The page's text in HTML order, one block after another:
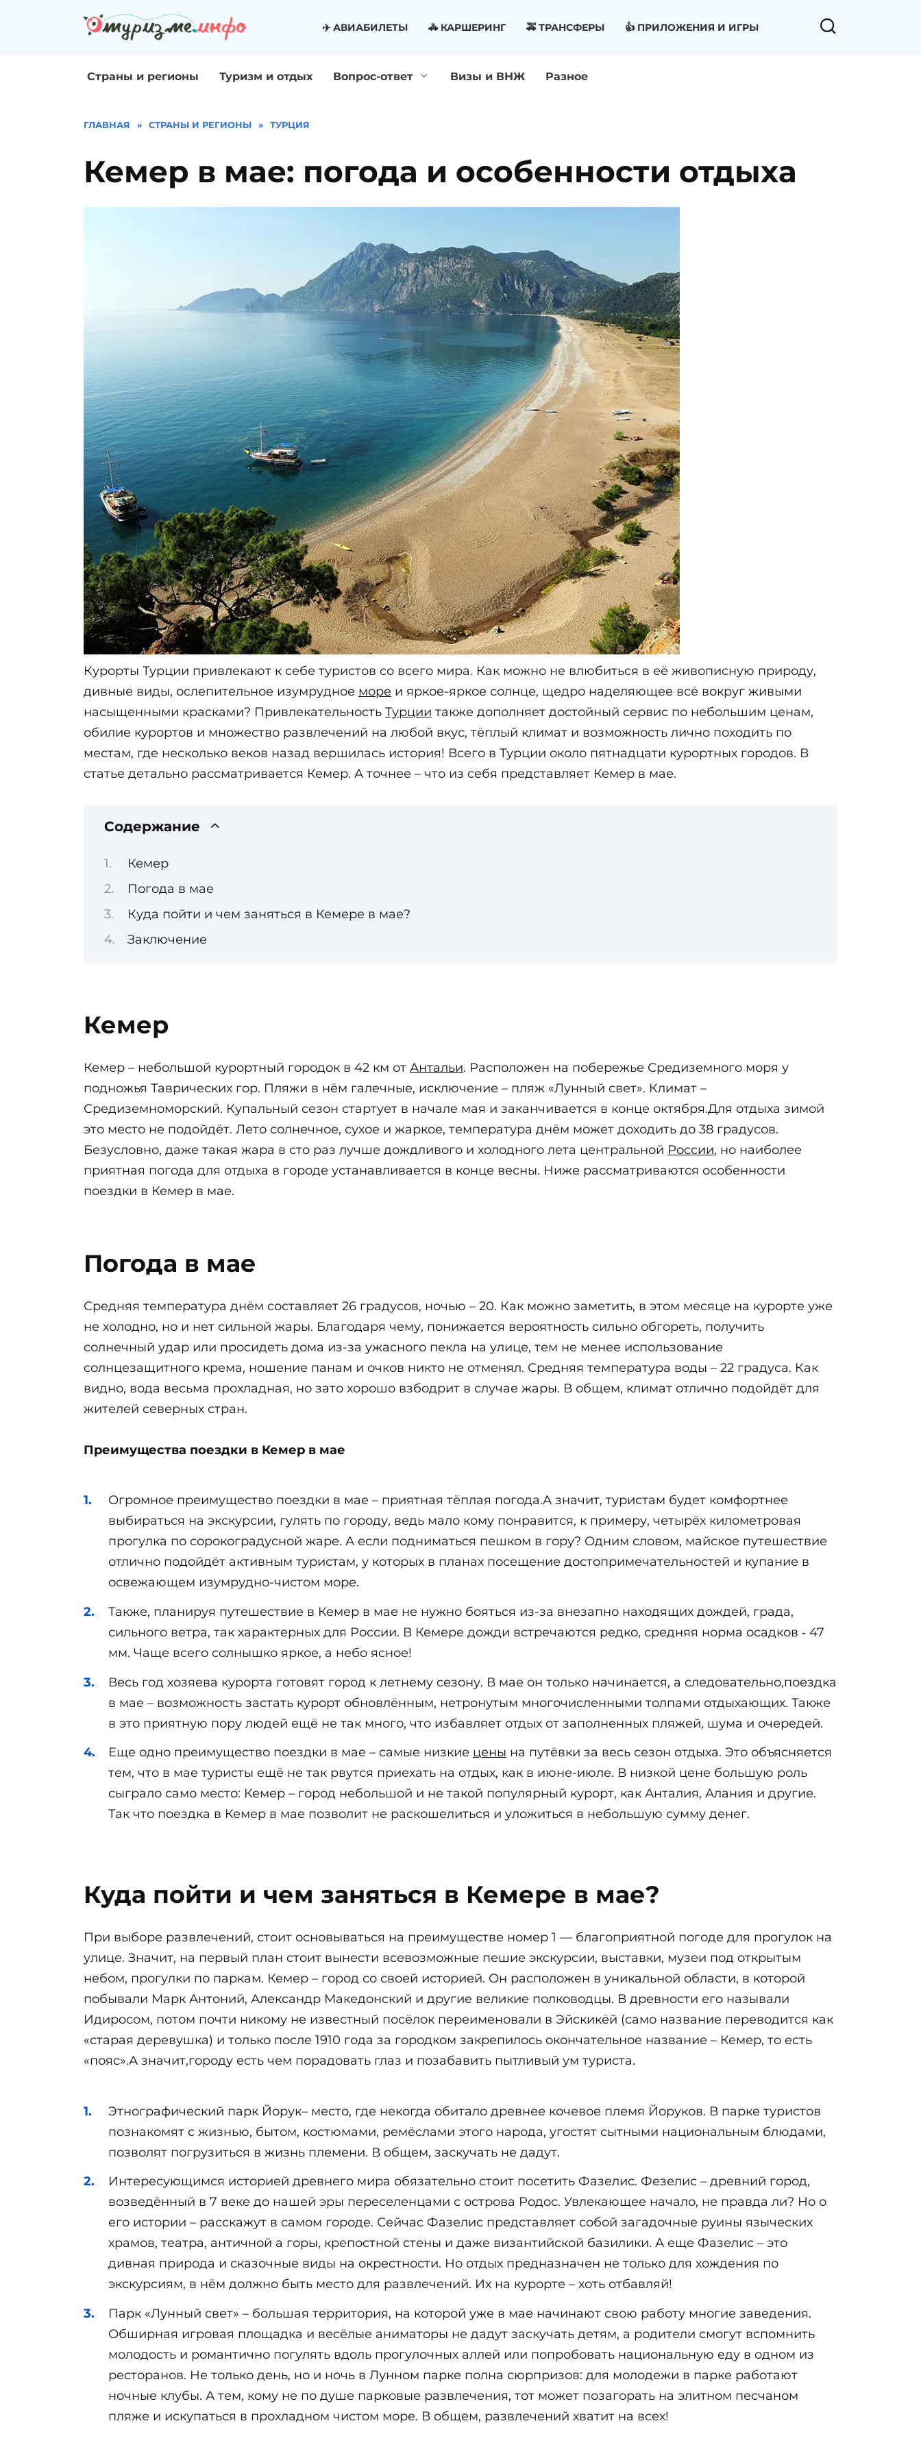
✈️ АВИАБИЛЕТЫ 🚓 КАРШЕРИНГ 🚕 ТРАНСФЕРЫ 👍 ПРИЛОЖЕНИЯ И ИГРЫ
Страны и регионы Туризм и отдых Вопрос-ответ Визы и ВНЖ Разное
ГЛАВНАЯ » СТРАНЫ И РЕГИОНЫ » ТУРЦИЯ
Кемер в мае: погода и особенности отдыха
Курорты Турции привлекают к себе туристов со всего мира. Как можно не влюбиться в её живописную природу,
дивные виды, ослепительное изумрудное море и яркое-яркое солнце, щедро наделяющее всё вокруг живыми
насыщенными красками? Привлекательность Турции также дополняет достойный сервис по небольшим ценам,
обилие курортов и множество развлечений на любой вкус, тёплый климат и возможность лично походить по
местам, где несколько веков назад вершилась история! Всего в Турции около пятнадцати курортных городов. В
статье детально рассматривается Кемер. А точнее – что из себя представляет Кемер в мае.
Содержание
Кемер
Погода в мае
Куда пойти и чем заняться в Кемере в мае?
Заключение
Кемер
Кемер – небольшой курортный городок в 42 км от Антальи. Расположен на побережье Средиземного моря у
подножья Таврических гор. Пляжи в нём галечные, исключение – пляж «Лунный свет». Климат –
Средиземноморский. Купальный сезон стартует в начале мая и заканчивается в конце октября.Для отдыха зимой
это место не подойдёт. Лето солнечное, сухое и жаркое, температура днём может доходить до 38 градусов.
Безусловно, даже такая жара в сто раз лучше дождливого и холодного лета центральной России, но наиболее
приятная погода для отдыха в городе устанавливается в конце весны. Ниже рассматриваются особенности
поездки в Кемер в мае.
Погода в мае
Средняя температура днём составляет 26 градусов, ночью – 20. Как можно заметить, в этом месяце на курорте уже
не холодно, но и нет сильной жары. Благодаря чему, понижается вероятность сильно обгореть, получить
солнечный удар или просидеть дома из-за ужасного пекла на улице, тем не менее использование
солнцезащитного крема, ношение панам и очков никто не отменял. Средняя температура воды – 22 градуса. Как
видно, вода весьма прохладная, но зато хорошо взбодрит в случае жары. В общем, климат отлично подойдёт для
жителей северных стран.
Преимущества поездки в Кемер в мае
Огромное преимущество поездки в мае – приятная тёплая погода.А значит, туристам будет комфортнее
выбираться на экскурсии, гулять по городу, ведь мало кому понравится, к примеру, четырёх километровая
прогулка по сорокоградусной жаре. А если подниматься пешком в гору? Одним словом, майское путешествие
отлично подойдёт активным туристам, у которых в планах посещение достопримечательностей и купание в
освежающем изумрудно-чистом море.
Также, планируя путешествие в Кемер в мае не нужно бояться из-за внезапно находящих дождей, града,
сильного ветра, так характерных для России. В Кемере дожди встречаются редко, средняя норма осадков ‐ 47
мм. Чаще всего солнышко яркое, а небо ясное!
Весь год хозяева курорта готовят город к летнему сезону. В мае он только начинается, а следовательно,поездка
в мае – возможность застать курорт обновлённым, нетронутым многочисленными толпами отдыхающих. Также
в это приятную пору людей ещё не так много, что избавляет отдых от заполненных пляжей, шума и очередей.
Еще одно преимущество поездки в мае – самые низкие цены на путёвки за весь сезон отдыха. Это объясняется
тем, что в мае туристы ещё не так рвутся приехать на отдых, как в июне-июле. В низкой цене большую роль
сыграло само место: Кемер – город небольшой и не такой популярный курорт, как Анталия, Алания и другие.
Так что поездка в Кемер в мае позволит не раскошелиться и уложиться в небольшую сумму денег.
Куда пойти и чем заняться в Кемере в мае?
При выборе развлечений, стоит основываться на преимуществе номер 1 — благоприятной погоде для прогулок на
улице. Значит, на первый план стоит вынести всевозможные пешие экскурсии, выставки, музеи под открытым
небом, прогулки по паркам. Кемер – город со своей историей. Он расположен в уникальной области, в которой
побывали Марк Антоний, Александр Македонский и другие великие полководцы. В древности его называли
Идиросом, потом почти никому не известный посёлок переименовали в Эйскикёй (само название переводится как
«старая деревушка) и только после 1910 года за городком закрепилось окончательное название – Кемер, то есть
«пояс».А значит,городу есть чем порадовать глаз и позабавить пытливый ум туриста.
Этнографический парк Йорук– место, где некогда обитало древнее кочевое племя Йоруков. В парке туристов
познакомят с жизнью, бытом, костюмами, ремёслами этого народа, угостят сытными национальным блюдами,
позволят погрузиться в жизнь племени. В общем, заскучать не дадут.
Интересующимся историей древнего мира обязательно стоит посетить Фазелис. Фезелис – древний город,
возведённый в 7 веке до нашей эры переселенцами с острова Родос. Увлекающее начало, не правда ли? Но о
его истории – расскажут в самом городе. Сейчас Фазелис представляет собой загадочные руины языческих
храмов, театра, античной а горы, крепостной стены и даже византийской базилики. А еще Фазелис – это
дивная природа и сказочные виды на окрестности. Но отдых предназначен не только для хождения по
экскурсиям, в нём должно быть место для развлечений. Их на курорте – хоть отбавляй!
Парк «Лунный свет» – большая территория, на которой уже в мае начинают свою работу многие заведения.
Обширная игровая площадка и весёлые аниматоры не дадут заскучать детям, а родители смогут вспомнить
молодость и романтично погулять вдоль прогулочных аллей или попробовать национальную еду в одном из
ресторанов. Не только день, но и ночь в Лунном парке полна сюрпризов: для молодежи в парке работают
ночные клубы. А тем, кому не по душе парковые развлечения, тот может позагорать на элитном песчаном
пляже и искупаться в прохладном чистом море. В общем, развлечений хватит на всех!